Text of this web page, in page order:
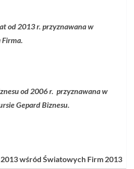
od 2013 r. przyznawana w
od 2006 r. przyznawana w
Gepard Biznesu.
wśród Światowych Firm 2013